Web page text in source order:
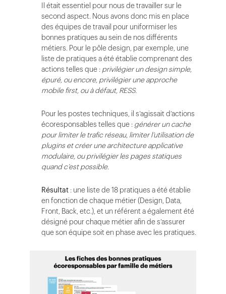
Il était essentiel pour nous de travailler sur le
second aspect. Nous avons donc mis en place
des équipes de travail pour uniformiser les
bonnes pratiques au sein de nos différents
métiers. Pour le pôle design, par exemple, une
liste de pratiques a été établie comprenant des
actions telles que : privilégier un design simple,
épuré, ou encore, privilégier une approche
mobile first, ou à défaut, RESS.
Pour les postes techniques, il s’agissait d’actions
écoresponsables telles que :générer un cache
pour limiter le trafic réseau, limiter l’utilisation de
plugins et créer une architecture applicative
modulaire, ou privilégier les pages statiques
quand c’est possible.
Résultat : une liste de 18 pratiques a été établie
en fonction de chaque métier (Design, Data,
Front, Back, etc.), et un référent a également été
désigné pour chaque métier afin de s’assurer
que son équipe soit en phase avec les pratiques.